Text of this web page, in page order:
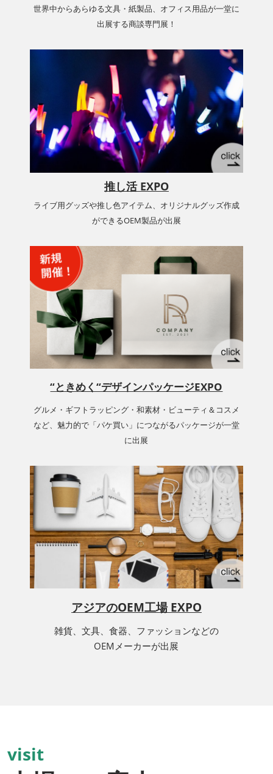
世界中からあらゆる文具・紙製品、オフィス用品が一堂に
出展する商談専門展！
推し活 EXPO
ライブ用グッズや推し色アイテム、オリジナルグッズ作成
ができるOEM製品が出展
“ときめく“デザインパッケージEXPO
グルメ・ギフトラッピング・和素材・ビューティ＆コスメ
など、魅力的で「パケ買い」につながるパッケージが一堂
に出展
アジアのOEM工場 EXPO
雑貨、文具、食器、ファッションなどの
OEMメーカーが出展
visit